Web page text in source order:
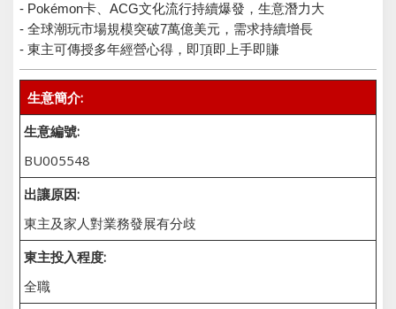
- Pokémon卡、ACG文化流行持續爆發，生意潛力大
- 全球潮玩市場規模突破7萬億美元，需求持續增長
- 東主可傳授多年經營心得，即頂即上手即賺
生意簡介:
生意編號:
BU005548
出讓原因:
東主及家人對業務發展有分歧
東主投入程度:
全職